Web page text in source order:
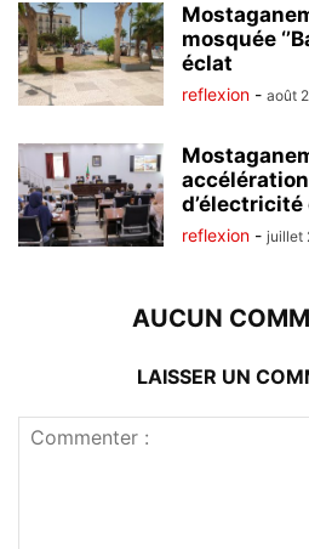
mosquée
éclat
reflexion - août
d’électricité
reflexion - juillet
AUCUN
LAISSER UN